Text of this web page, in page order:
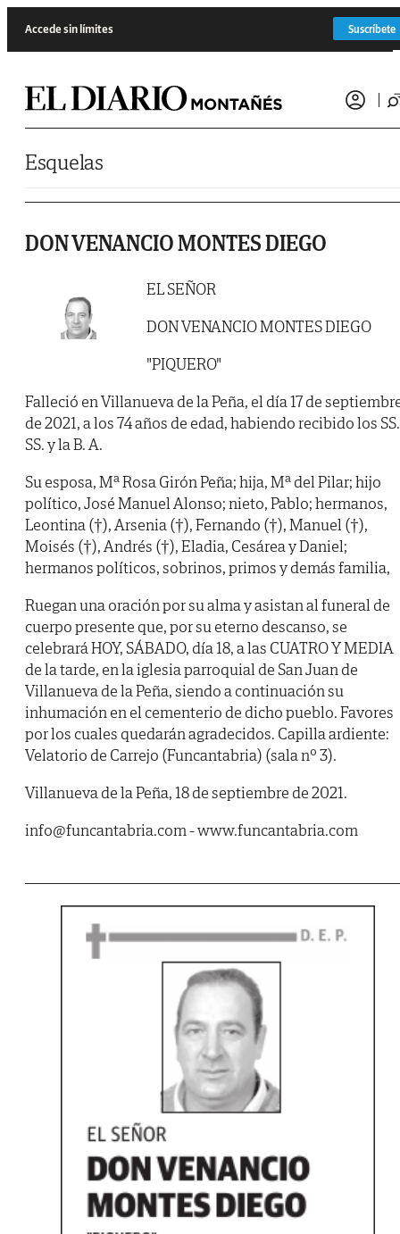
Accede sin límites Suscríbete
Esquelas
DON VENANCIO MONTES DIEGO
EL SEÑOR
DON VENANCIO MONTES DIEGO
"PIQUERO"
Falleció en Villanueva de la Peña, el día 17 de
de 2021, a los 74 años de edad, habiendo recibido los SS.
SS. y la B. A.
Su esposa, Mª Rosa Girón Peña; hija, Mª del Pilar; hijo
político, José Manuel Alonso; nieto, Pablo; hermanos,
Leontina (†), Arsenia (†), Fernando (†), Manuel (†),
Moisés (†), Andrés (†), Eladia, Cesárea y Daniel;
hermanos políticos, sobrinos, primos y demás familia,
Ruegan una oración por su alma y asistan al funeral de
cuerpo presente que, por su eterno descanso, se
celebrará HOY, SÁBADO, día 18, a las CUATRO Y MEDIA
de la tarde, en la iglesia parroquial de San Juan de
Villanueva de la Peña, siendo a continuación su
inhumación en el cementerio de dicho pueblo. Favores
por los cuales quedarán agradecidos. Capilla ardiente:
Velatorio de Carrejo (Funcantabria) (sala nº 3).
Villanueva de la Peña, 18 de septiembre de 2021.
info@funcantabria.com - www.funcantabria.com